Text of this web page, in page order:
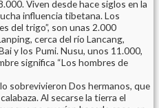
Viven desde hace siglos en la
influencia tibetana. Los
del trigo”, son unas 2.000
cerca del río Lancang,
y los Pumi. Nusu, unos 11.000,
significa “Los hombres de
sobrevivieron Dos hermanos, que
Al secarse la tierra el